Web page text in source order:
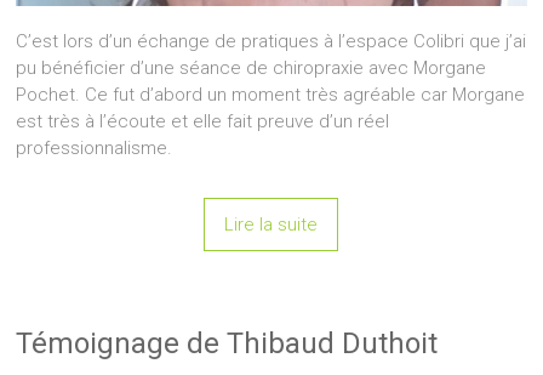
C’est lors d’un échange de pratiques à l’espace Colibri que j’ai
pu bénéficier d’une séance de chiropraxie avec Morgane
Pochet. Ce fut d’abord un moment très agréable car Morgane
est très à l’écoute et elle fait preuve d’un réel
professionnalisme.
Lire la suite
Témoignage de Thibaud Duthoit